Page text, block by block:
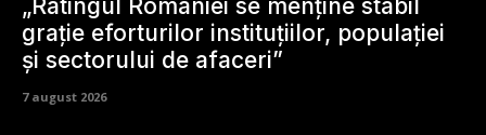
„Ratingul României se menține stabil
grație eforturilor instituțiilor, populației
și sectorului de afaceri”
7 august 2026